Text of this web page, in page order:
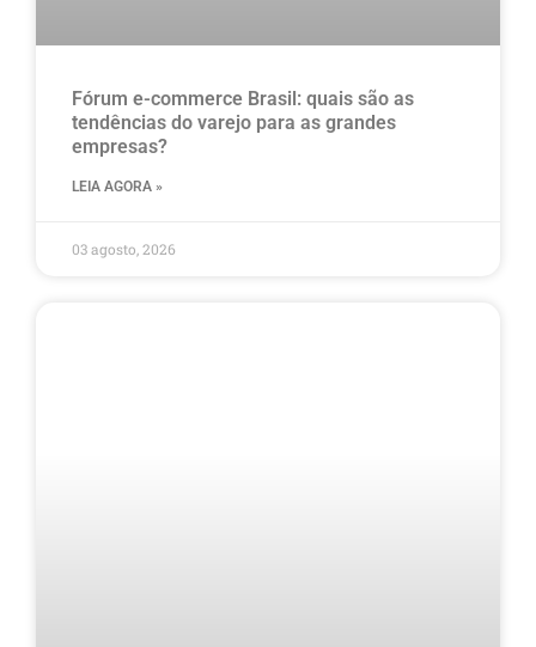
Fórum e-commerce Brasil: quais são as
tendências do varejo para as grandes
empresas?
LEIA AGORA »
03 agosto, 2026